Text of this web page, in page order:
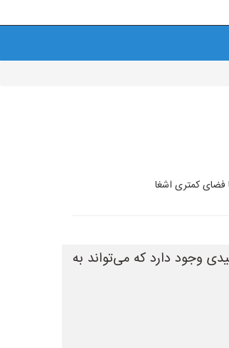
فضای کمتری اشغا
وجود دارد که می‌تواند به